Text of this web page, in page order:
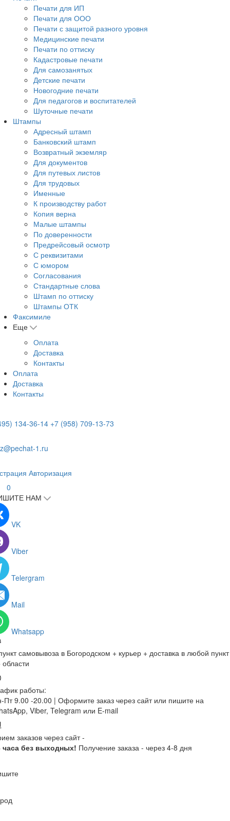
Печати для ИП
Печати для ООО
Печати с защитой разного уровня
Медицинские печати
Печати по оттиску
Кадастровые печати
Для самозанятых
Детские печати
Новогодние печати
Для педагогов и воспитателей
Шуточные печати
Штампы
Адресный штамп
Банковский штамп
Возвратный экземляр
Для документов
Для путевых листов
Для трудовых
Именные
К производству работ
Копия верна
Малые штампы
По доверенности
Предрейсовый осмотр
С реквизитами
С юмором
Согласования
Стандартные слова
Штамп по оттиску
Штампы ОТК
Факсимиле
Еще
Оплата
Доставка
Контакты
Оплата
Доставка
Контакты
134-36-14 +7 (958) 709-13-73
1.ru
Авторизация
0
НАМ
VK
Viber
Telergram
Mail
Whatsapp
самовывоза в Богородском + курьер + доставка в любой пункт
области
работы:
Пт 9.00 -20.00 | Оформите заказ через сайт или пишите на
Viber, Telegram или E-mail
заказов через сайт -
часа без выходных! Получение заказа - через 4-8 дня